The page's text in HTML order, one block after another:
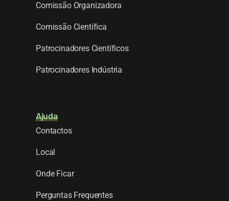
Comissão Organizadora
Comissão Científica
Patrocinadores Científicos
Patrocinadores Indústria
Ajuda
Contactos
Local
Onde Ficar
Perguntas Frequentes